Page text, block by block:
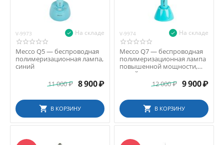
V-9973 На складе
Mecco Q5 — беспроводная
полимеризационная лампа,
синий
11 000₽ 8 900₽
В КОРЗИНУ
V-9974 На складе
Mecco Q7 — беспроводная
полимеризационная лампа
повышенной мощности,
синий
12 000₽ 9 900₽
В КОРЗИНУ